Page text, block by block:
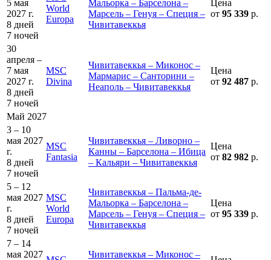
5 мая
2027 г.
8 дней
7 ночей
World
Europa
Мальорка – Барселона –
Марсель – Генуя – Специя –
Чивитавеккья
Цена
от 95 339 р.
30
апреля –
7 мая
2027 г.
8 дней
7 ночей
MSC
Divina
Чивитавеккья – Миконос –
Мармарис – Санторини –
Неаполь – Чивитавеккья
Цена
от 92 487 р.
Май 2027
3 – 10
мая 2027
г.
8 дней
7 ночей
MSC
Fantasia
Чивитавеккья – Ливорно –
Канны – Барселона – Ибица
– Кальяри – Чивитавеккья
Цена
от 82 982 р.
5 – 12
мая 2027
г.
8 дней
7 ночей
MSC
World
Europa
Чивитавеккья – Пальма-де-
Мальорка – Барселона –
Марсель – Генуя – Специя –
Чивитавеккья
Цена
от 95 339 р.
7 – 14
мая 2027
Чивитавеккья – Миконос –